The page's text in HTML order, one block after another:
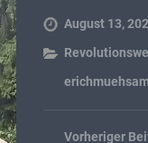
August 13,
Vorheriger